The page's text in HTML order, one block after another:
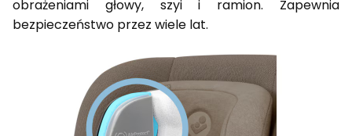
obrażeniami głowy, szyi i ramion. Zapewnia
bezpieczeństwo przez wiele lat.